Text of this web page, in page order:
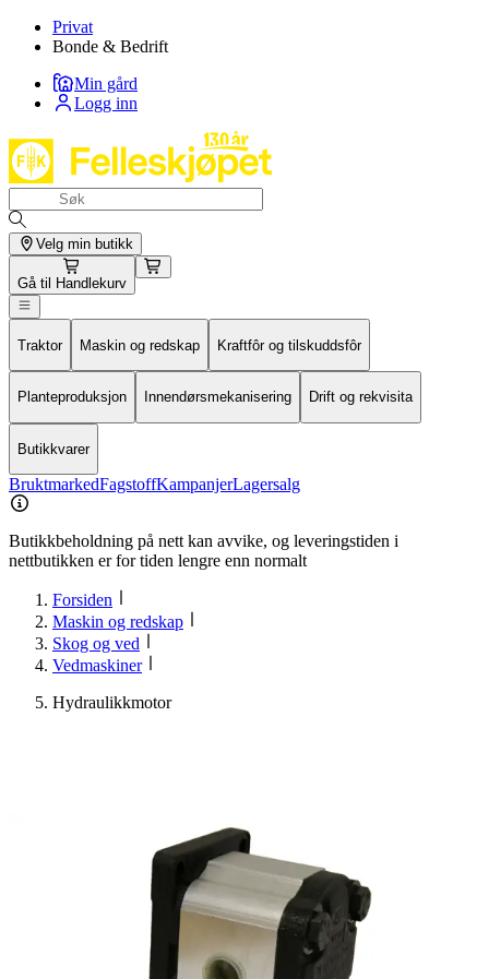
Privat
Bonde & Bedrift
Min gård
Logg inn
Velg min butikk
Gå til Handlekurv
Traktor Maskin og redskap Kraftfôr og tilskuddsfôr
Planteproduksjon Innendørsmekanisering Drift og rekvisita
Butikkvarer
BruktmarkedFagstoffKampanjerLagersalg
Butikkbeholdning på nett kan avvike, og leveringstiden i
nettbutikken er for tiden lengre enn normalt
Forsiden
Maskin og redskap
Skog og ved
Vedmaskiner
Hydraulikkmotor